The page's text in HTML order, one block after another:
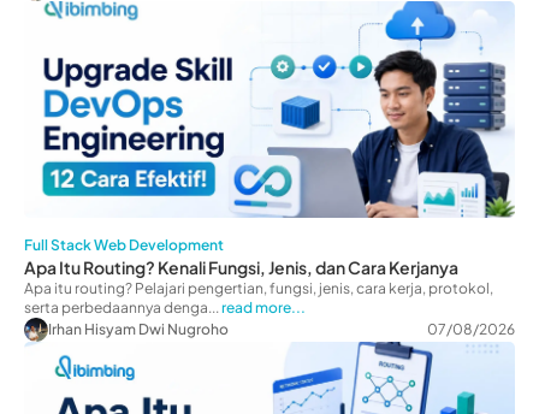
Full Stack Web Development
Apa Itu Routing? Kenali Fungsi, Jenis, dan Cara Kerjanya
Apa itu routing? Pelajari pengertian, fungsi, jenis, cara kerja, protokol,
serta perbedaannya denga...read more...
Irhan Hisyam Dwi Nugroho
07/08/2026